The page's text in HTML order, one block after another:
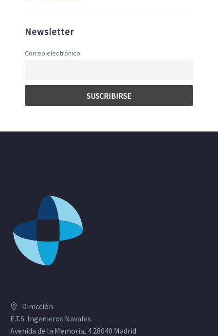
Newsletter
Correo electrónico
Dirección
E.T.S. Ingenieros Navales
Avenida de la Memoria, 4 28040 Madrid